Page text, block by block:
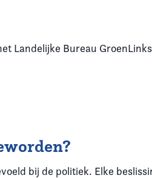
Landelijke Bureau GroenLinks
bij de politiek. Elke